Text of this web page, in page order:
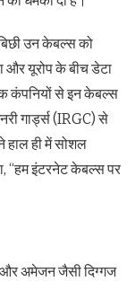
उन केबल्स को
और यूरोप के बीच डेटा
कंपनियों से इन केबल्स
गार्ड्स (IRGC) से
हाल ही में सोशल
“हम इंटरनेट केबल्स पर
और अमेजन जैसी दिग्गज